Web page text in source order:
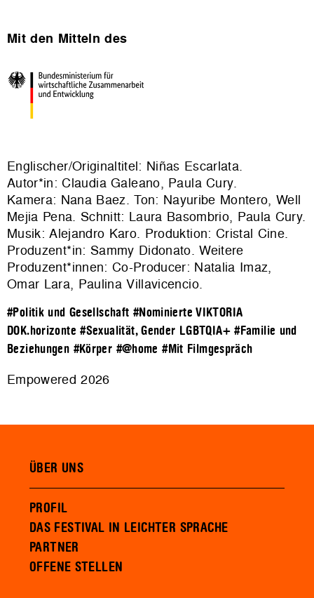
Mit den Mitteln des
Englischer/Originaltitel: Niñas Escarlata.
Autor*in: Claudia Galeano, Paula Cury.
Kamera: Nana Baez. Ton: Nayuribe Montero, Well
Mejia Pena. Schnitt: Laura Basombrio, Paula Cury.
Musik: Alejandro Karo. Produktion: Cristal Cine.
Produzent*in: Sammy Didonato. Weitere
Produzent*innen: Co-Producer: Natalia Imaz,
Omar Lara, Paulina Villavicencio.
#Politik und Gesellschaft #Nominierte VIKTORIA
DOK.horizonte #Sexualität, Gender LGBTQIA+ #Familie und
Beziehungen #Körper #@home #Mit Filmgespräch
Empowered 2026
ÜBER UNS
PROFIL
DAS FESTIVAL IN LEICHTER SPRACHE
PARTNER
OFFENE STELLEN